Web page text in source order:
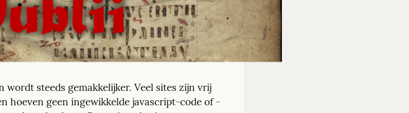
wordt steeds gemakkelijker. Veel sites zijn vrij
hoeven geen ingewikkelde javascript-code of -